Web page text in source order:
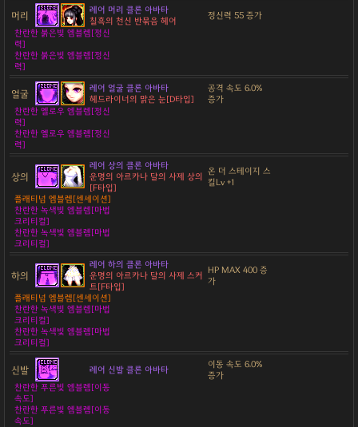
머리
레어 머리 클론 아바타
칠흑의 천신 반묶음 헤어
정신력 55 증가
찬란한 붉은빛 엠블렘[정신
력]
찬란한 붉은빛 엠블렘[정신
력]
얼굴
레어 얼굴 클론 아바타
헤드라이너의 맑은 눈[D타입]
공격 속도 6.0%
증가
찬란한 옐로우 엠블렘[정신
력]
찬란한 옐로우 엠블렘[정신
력]
상의
레어 상의 클론 아바타
운명의 아르카나 달의 사제 상의
[F타입]
온 더 스테이지 스
킬Lv +1
플래티넘 엠블렘[센세이션]
찬란한 녹색빛 엠블렘[마법
크리티컬]
찬란한 녹색빛 엠블렘[마법
크리티컬]
하의
레어 하의 클론 아바타
운명의 아르카나 달의 사제 스커
트[F타입]
HP MAX 400 증
가
플래티넘 엠블렘[센세이션]
찬란한 녹색빛 엠블렘[마법
크리티컬]
찬란한 녹색빛 엠블렘[마법
크리티컬]
신발 레어 신발 클론 아바타
이동 속도 6.0%
증가
찬란한 푸른빛 엠블렘[이동
속도]
찬란한 푸른빛 엠블렘[이동
속도]